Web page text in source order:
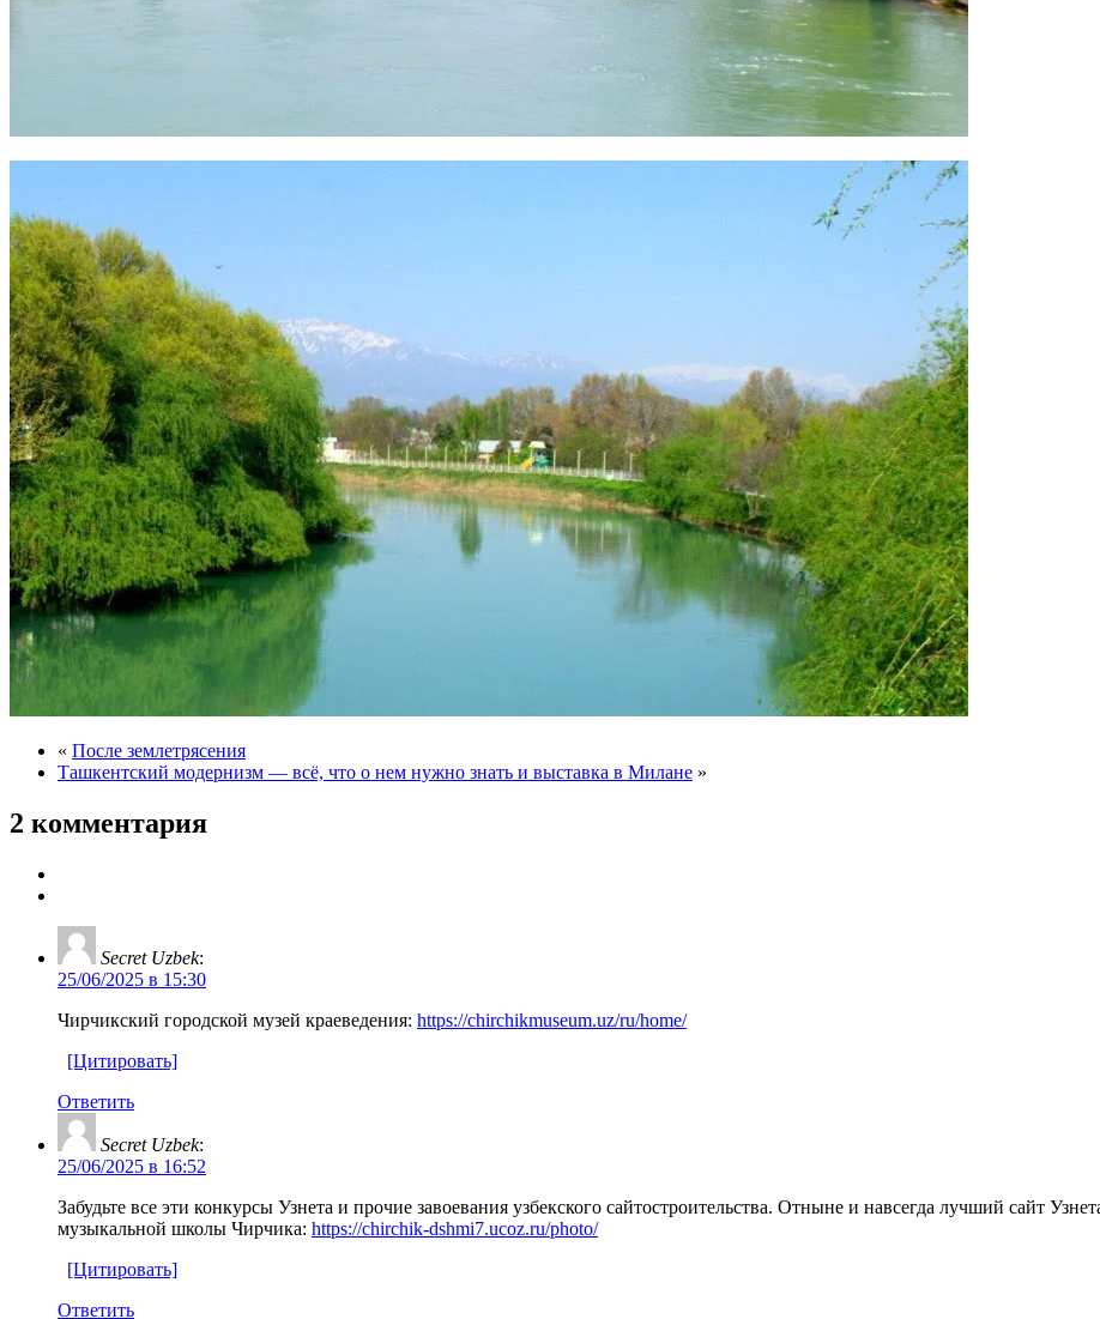
« После землетрясения
Ташкентский модернизм — всё, что о нем нужно знать и выставка в Милане »
2 комментария
Secret Uzbek:
25/06/2025 в 15:30
Чирчикский городской музей краеведения: https://chirchikmuseum.uz/ru/home/
[Цитировать]
Ответить
Secret Uzbek:
25/06/2025 в 16:52
Забудьте все эти конкурсы Узнета и прочие завоевания узбекского сайтостроительства. Отныне и навсегда лучший сайт
музыкальной школы Чирчика: https://chirchik-dshmi7.ucoz.ru/photo/
[Цитировать]
Ответить